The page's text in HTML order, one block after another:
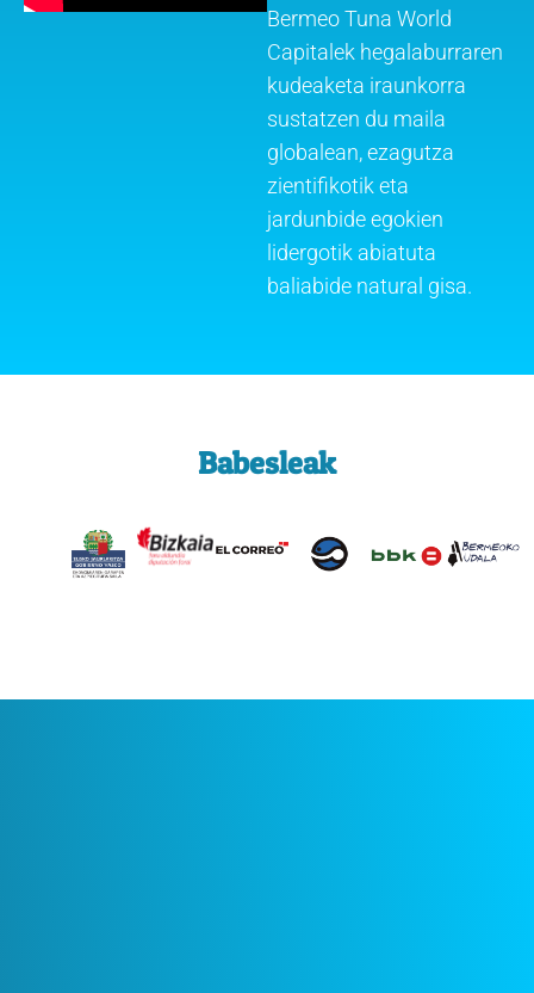
Bermeo Tuna World
Capitalek hegalaburraren
kudeaketa iraunkorra
sustatzen du maila
globalean, ezagutza
zientifikotik eta
jardunbide egokien
lidergotik abiatuta
baliabide natural gisa.
Babesleak